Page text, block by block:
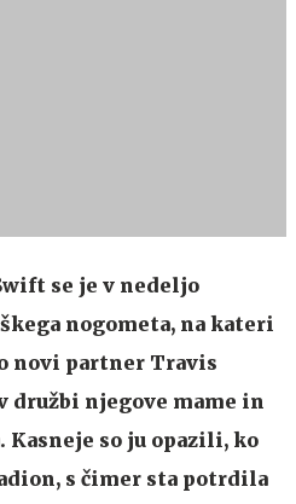
se je v nedeljo
nogometa, na kateri
novi partner Travis
družbi njegove mame in
so ju opazili, ko
s čimer sta potrdila